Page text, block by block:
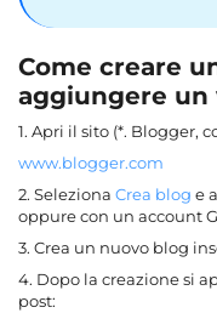
Come creare
aggiungere un
1. Apri il sito (*. Blogger,
www.blogger.com
2. Seleziona Crea blog e
oppure con un account
3. Crea un nuovo blog
4. Dopo la creazione si
post: